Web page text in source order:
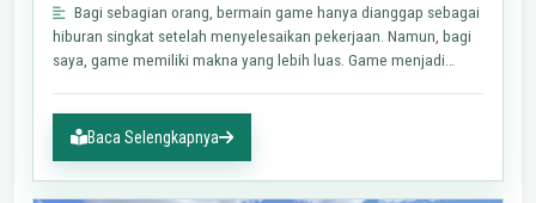
Bagi sebagian orang, bermain game hanya dianggap sebagai
hiburan singkat setelah menyelesaikan pekerjaan. Namun, bagi
saya, game memiliki makna yang lebih luas. Game menjadi
Baca Selengkapnya